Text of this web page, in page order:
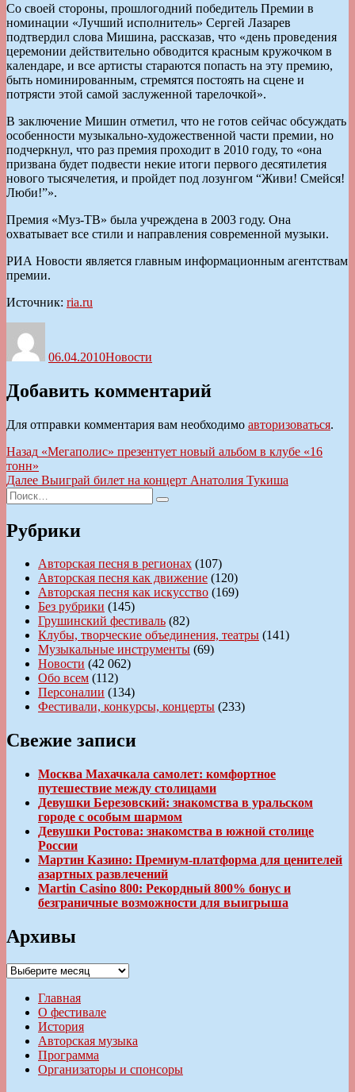
Со своей стороны, прошлогодний победитель Премии в
номинации «Лучший исполнитель» Сергей Лазарев
подтвердил слова Мишина, рассказав, что «день проведения
церемонии действительно обводится красным кружочком в
календаре, и все артисты стараются попасть на эту премию,
быть номинированным, стремятся постоять на сцене и
потрясти этой самой заслуженной тарелочкой».
В заключение Мишин отметил, что не готов сейчас обсуждать
особенности музыкально-художественной части премии, но
подчеркнул, что раз премия проходит в 2010 году, то «она
призвана будет подвести некие итоги первого десятилетия
нового тысячелетия, и пройдет под лозунгом “Живи! Смейся!
Люби!”».
Премия «Муз-ТВ» была учреждена в 2003 году. Она
охватывает все стили и направления современной музыки.
РИА Новости является главным информационным агентствам
премии.
Источник: ria.ru
06.04.2010Новости
Добавить комментарий
Для отправки комментария вам необходимо авторизоваться.
Навигация
по
записям
Назад Предыдущая
«Мегаполис» презентует новый альбом в клубе «16
тонн»
Далее Следующая
Выиграй билет на концерт Анатолия Тукиша
Искать:
Поиск
Рубрики
Авторская песня в регионах (107)
Авторская песня как движение (120)
Авторская песня как искусство (169)
Без рубрики (145)
Грушинский фестиваль (82)
Клубы, творческие объединения, театры (141)
Музыкальные инструменты (69)
Новости (42 062)
Обо всем (112)
Персоналии (134)
Фестивали, конкурсы, концерты (233)
Свежие записи
Москва Махачкала самолет: комфортное
путешествие между столицами
Девушки Березовский: знакомства в уральском
городе с особым шармом
Девушки Ростова: знакомства в южной столице
России
Мартин Казино: Премиум-платформа для ценителей
азартных развлечений
Martin Casino 800: Рекордный 800% бонус и
безграничные возможности для выигрыша
Архивы
Архивы
Главная
О фестивале
История
Авторская музыка
Программа
Организаторы и спонсоры